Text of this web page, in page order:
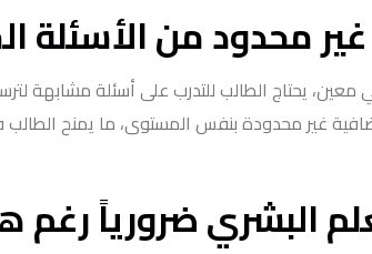
محدود من الأسئلة
يحتاج الطالب للتدرب على أسئلة مشابهة
غير محدودة بنفس المستوى، ما يمنح الطالب
البشري ضرورياً رغم